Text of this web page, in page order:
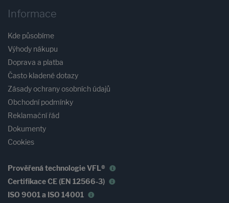
Informace
Kde působíme
Výhody nákupu
Doprava a platba
Často kladené dotazy
Zásady ochrany osobních údajů
Obchodní podmínky
Reklamační řád
Dokumenty
Cookies
Prověřená technologie VFL®
Certifikace CE (EN 12566-3)
ISO 9001 a ISO 14001